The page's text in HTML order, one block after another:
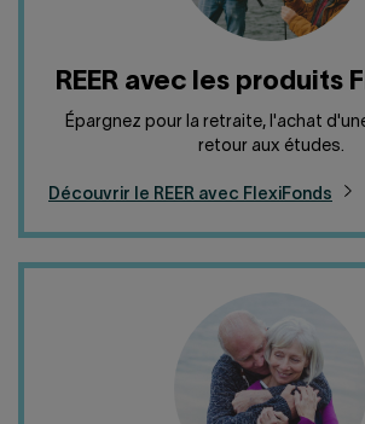
REER avec les produits
Épargnez pour la retraite, l'achat
retour aux études.
Découvrir le REER avec FlexiFonds